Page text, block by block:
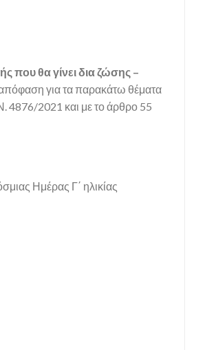
που θα γίνει δια ζώσης –
απόφαση για τα παρακάτω θέματα
4876/2021 και με το άρθρο 55
Ημέρας Γ΄ ηλικίας